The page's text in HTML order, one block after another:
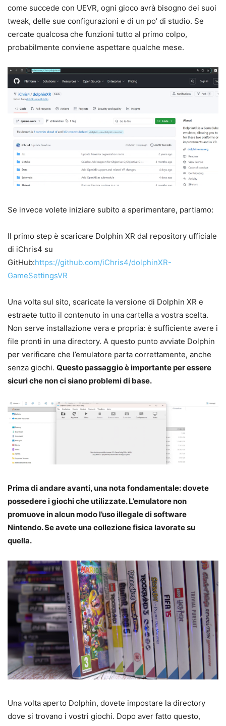
come succede con UEVR, ogni gioco avrà bisogno dei suoi
tweak, delle sue configurazioni e di un po’ di studio. Se
cercate qualcosa che funzioni tutto al primo colpo,
probabilmente conviene aspettare qualche mese.
Se invece volete iniziare subito a sperimentare, partiamo:
Il primo step è scaricare Dolphin XR dal repository ufficiale
di iChris4 su
GitHub:https://github.com/iChris4/dolphinXR-
GameSettingsVR
Una volta sul sito, scaricate la versione di Dolphin XR e
estraete tutto il contenuto in una cartella a vostra scelta.
Non serve installazione vera e propria: è sufficiente avere i
file pronti in una directory. A questo punto avviate Dolphin
per verificare che l’emulatore parta correttamente, anche
senza giochi. Questo passaggio è importante per essere
sicuri che non ci siano problemi di base.
Prima di andare avanti, una nota fondamentale: dovete
possedere i giochi che utilizzate. L’emulatore non
promuove in alcun modo l’uso illegale di software
Nintendo. Se avete una collezione fisica lavorate su
quella.
Una volta aperto Dolphin, dovete impostare la directory
dove si trovano i vostri giochi. Dopo aver fatto questo,